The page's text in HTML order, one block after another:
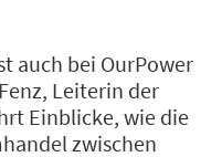
auch bei OurPower
Leiterin der
Einblicke, wie die
zwischen